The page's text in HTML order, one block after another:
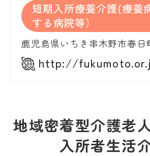
短期入所療養介護(療養
する病院等）
鹿児島県いちき串木野市春日
http://
地域密着型介護老
入所者生活